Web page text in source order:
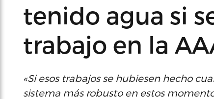
tenido agua si
trabajo en la
«Si esos trabajos se hubiesen hecho
sistema más robusto en estos